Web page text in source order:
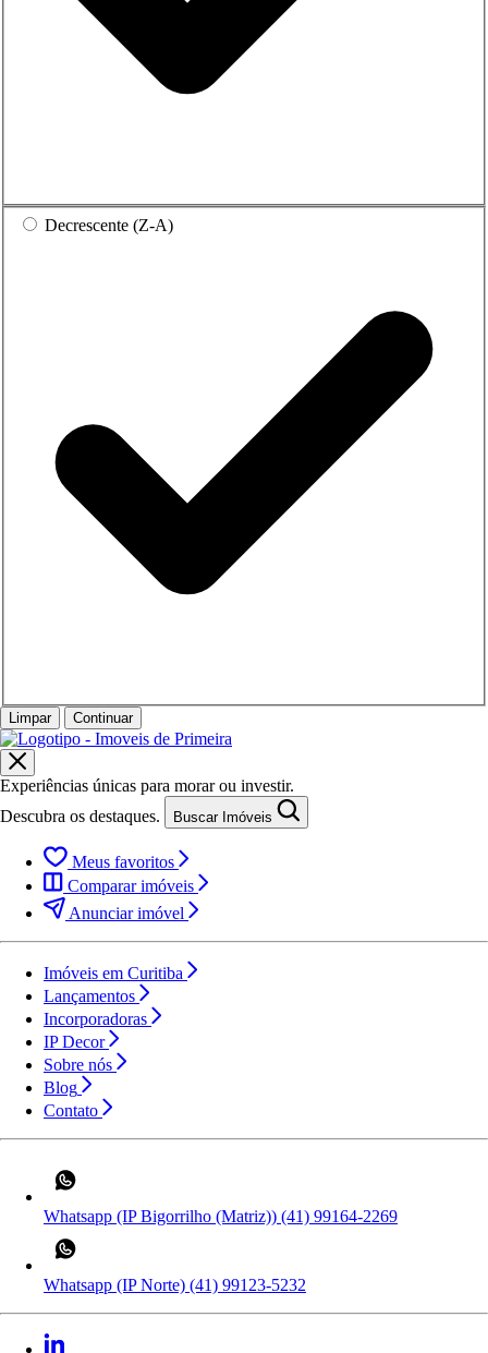
Decrescente (Z-A)
Limpar Continuar
Experiências únicas para morar ou investir.
Descubra os destaques.
Buscar Imóveis
Meus favoritos
Comparar imóveis
Anunciar imóvel
Imóveis em Curitiba
Lançamentos
Incorporadoras
IP Decor
Sobre nós
Blog
Contato
Whatsapp (IP Bigorrilho (Matriz)) (41) 99164-2269
Whatsapp (IP Norte) (41) 99123-5232